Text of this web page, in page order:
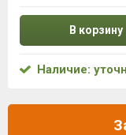
В корзину
Наличие: